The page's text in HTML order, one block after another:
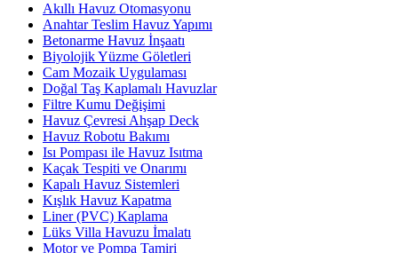
Akıllı Havuz Otomasyonu
Anahtar Teslim Havuz Yapımı
Betonarme Havuz İnşaatı
Biyolojik Yüzme Göletleri
Cam Mozaik Uygulaması
Doğal Taş Kaplamalı Havuzlar
Filtre Kumu Değişimi
Havuz Çevresi Ahşap Deck
Havuz Robotu Bakımı
Isı Pompası ile Havuz Isıtma
Kaçak Tespiti ve Onarımı
Kapalı Havuz Sistemleri
Kışlık Havuz Kapatma
Liner (PVC) Kaplama
Lüks Villa Havuzu İmalatı
Motor ve Pompa Tamiri